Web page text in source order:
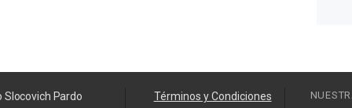
Slocovich Pardo Términos y Condiciones